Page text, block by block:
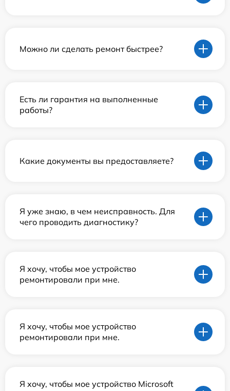
Можно ли сделать ремонт быстрее?
Есть ли гарантия на выполненные
работы?
Какие документы вы предоставляете?
Я уже знаю, в чем неисправность. Для
чего проводить диагностику?
Я хочу, чтобы мое устройство
ремонтировали при мне.
Я хочу, чтобы мое устройство
ремонтировали при мне.
Я хочу, чтобы мое устройство Microsoft